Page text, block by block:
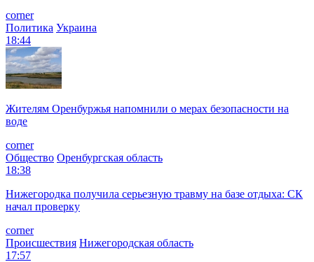
corner
Политика Украина
18:44
Жителям Оренбуржья напомнили о мерах безопасности на
воде
corner
Общество Оренбургская область
18:38
Нижегородка получила серьезную травму на базе отдыха: СК
начал проверку
corner
Происшествия Нижегородская область
17:57